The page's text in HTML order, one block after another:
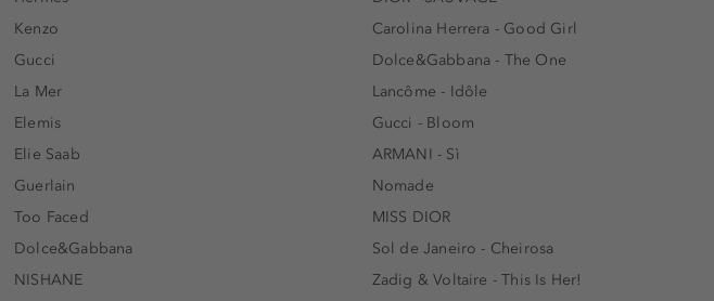
Kenzo
Gucci
La Mer
Elemis
Elie Saab
Guerlain
Too Faced
Dolce&Gabbana
NISHANE
Carolina Herrera - Good Girl
Dolce&Gabbana - The One
Lancôme - Idôle
Gucci - Bloom
ARMANI - Sì
Nomade
MISS DIOR
Sol de Janeiro - Cheirosa
Zadig & Voltaire - This Is Her!